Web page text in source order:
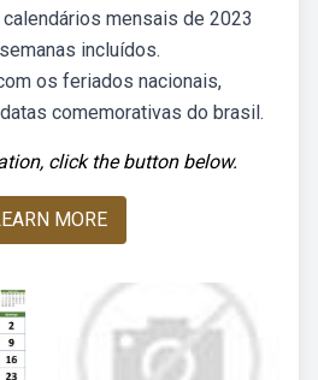
mensais de 2023
incluídos.
os feriados nacionais,
comemorativas do brasil.
click the button below.
MORE